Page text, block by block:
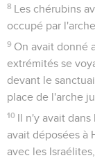
8 Les chérubins
occupé par
9 On avait donné
extrémités se
devant le
place de l'arche
10 Il n'y avait
avait déposées à
avec les